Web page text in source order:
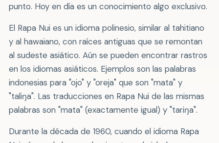
punto. Hoy en día es un conocimiento algo exclusivo.
El Rapa Nui es un idioma polinesio, similar al tahitiano
y al hawaiano, con raíces antiguas que se remontan
al sudeste asiático. Aún se pueden encontrar rastros
en los idiomas asiáticos. Ejemplos son las palabras
indonesias para "ojo" y "oreja" que son "mata" y
"taliŋa". Las traducciones en Rapa Nui de las mismas
palabras son "mata" (exactamente igual) y "tariŋa".
Durante la década de 1960, cuando el idioma Rapa